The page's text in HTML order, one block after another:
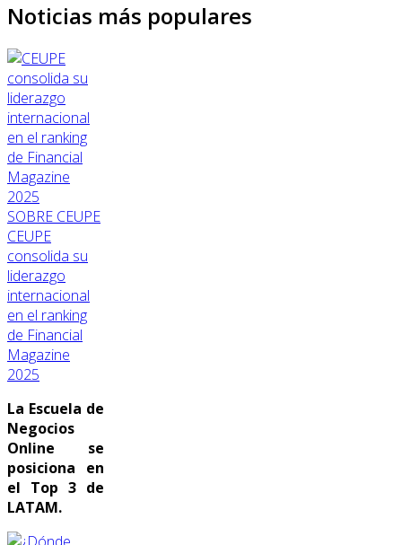
Noticias más populares
SOBRE CEUPE
CEUPE
consolida su
liderazgo
internacional
en el ranking
de Financial
Magazine
2025
La Escuela de
Negocios
Online se
posiciona en
el Top 3 de
LATAM.